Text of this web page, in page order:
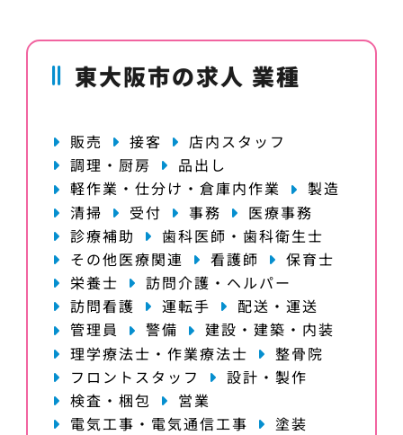
東大阪市の求人 業種
販売 接客
店内スタッフ
調理・厨房
品出し
軽作業・仕分け・倉庫内作業
製造
清掃
受付 事務
医療事務
診療補助
歯科医師・歯科衛生士
その他医療関連
看護師
保育士
栄養士
訪問介護・ヘルパー
訪問看護
運転手
配送・運送
管理員
警備
建設・建築・内装
理学療法士・作業療法士
整骨院
フロントスタッフ
設計・製作
検査・梱包
営業
電気工事・電気通信工事
塗装